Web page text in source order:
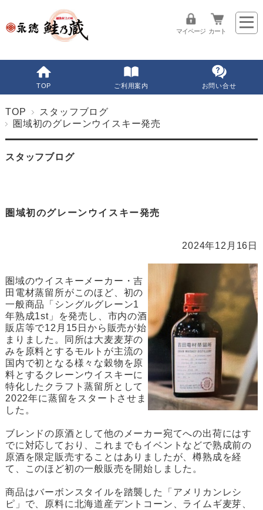
マイページ カート
TOP ご利用案内 お問い合せ
TOP
スタッフブログ
圏域初のグレーンウイスキー発売
スタッフブログ
圏域初のグレーンウイスキー発売
2024年12月16日
圏域のウイスキーメーカー・吉
田電材蒸留所がこのほど、初の
一般商品「シングルグレーン1
年熟成1st」を発売し、市内の酒
販店等で12月15日から販売が始
まりました。同所は大麦麦芽の
みを原料とするモルトが主流の
国内で初となる様々な穀物を原
料とするクレーンウイスキーに
特化したクラフト蒸留所として
2022年に蒸留をスタートさせま
した。
ブレンドの原酒として他のメーカー宛てへの出荷にはす
でに対応しており、これまでもイベントなどで熟成前の
原酒を限定販売することはありましたが、樽熟成を経
て、このほど初の一般販売を開始しました。
商品はバーボンスタイルを踏襲した「アメリカンレシ
ピ」で、原料に北海道産デントコーン、ライムギ麦芽、